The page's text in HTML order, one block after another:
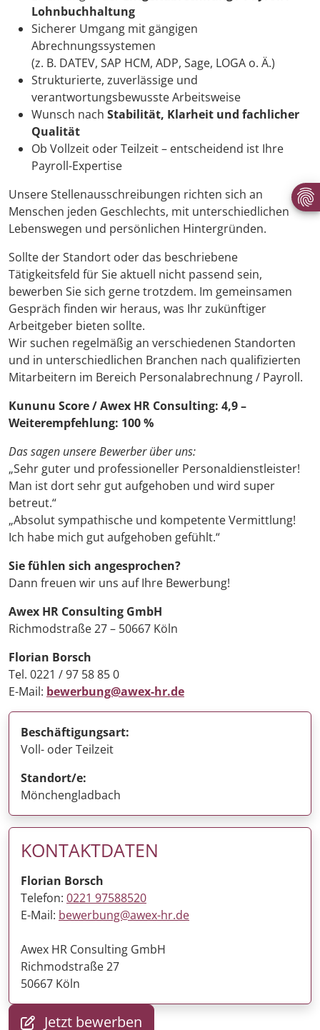
Lohnbuchhaltung
Sicherer Umgang mit gängigen
Abrechnungssystemen
(z. B. DATEV, SAP HCM, ADP, Sage, LOGA o. Ä.)
Strukturierte, zuverlässige und
verantwortungsbewusste Arbeitsweise
Wunsch nach Stabilität, Klarheit und fachlicher
Qualität
Ob Vollzeit oder Teilzeit – entscheidend ist Ihre
Payroll-Expertise
Unsere Stellenausschreibungen richten sich an
Menschen jeden Geschlechts, mit unterschiedlichen
Lebenswegen und persönlichen Hintergründen.
Sollte der Standort oder das beschriebene
Tätigkeitsfeld für Sie aktuell nicht passend sein,
bewerben Sie sich gerne trotzdem. Im gemeinsamen
Gespräch finden wir heraus, was Ihr zukünftiger
Arbeitgeber bieten sollte.
Wir suchen regelmäßig an verschiedenen Standorten
und in unterschiedlichen Branchen nach qualifizierten
Mitarbeitern im Bereich Personalabrechnung / Payroll.
Kununu Score / Awex HR Consulting: 4,9 –
Weiterempfehlung: 100 %
Das sagen unsere Bewerber über uns:
„Sehr guter und professioneller Personaldienstleister!
Man ist dort sehr gut aufgehoben und wird super
betreut.“
„Absolut sympathische und kompetente Vermittlung!
Ich habe mich gut aufgehoben gefühlt.“
Sie fühlen sich angesprochen?
Dann freuen wir uns auf Ihre Bewerbung!
Awex HR Consulting GmbH
Richmodstraße 27 – 50667 Köln
Florian Borsch
Tel. 0221 / 97 58 85 0
E-Mail: bewerbung@awex-hr.de
Beschäftigungsart:
Voll- oder Teilzeit
Standort/e:
Mönchengladbach
KONTAKTDATEN
Florian Borsch
Telefon: 0221 97588520
E-Mail: bewerbung@awex-hr.de
Awex HR Consulting GmbH
Richmodstraße 27
50667 Köln
Jetzt bewerben